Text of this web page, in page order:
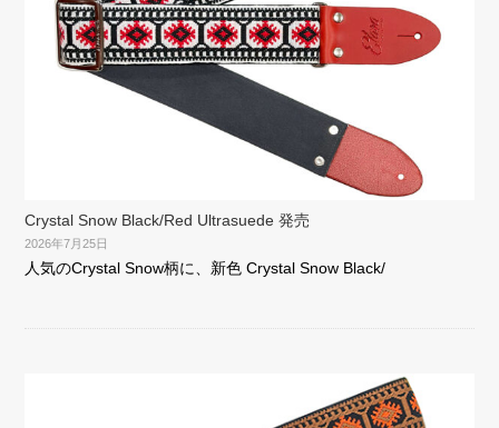
Crystal Snow Black/Red Ultrasuede 発売
2026年7月25日
人気のCrystal Snow柄に、新色 Crystal Snow Black/